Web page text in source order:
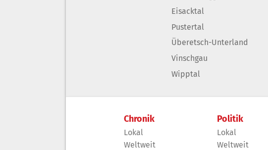
Eisacktal
Pustertal
Überetsch-Unterland
Vinschgau
Wipptal
Chronik
Lokal
Weltweit
Politik
Lokal
Weltweit